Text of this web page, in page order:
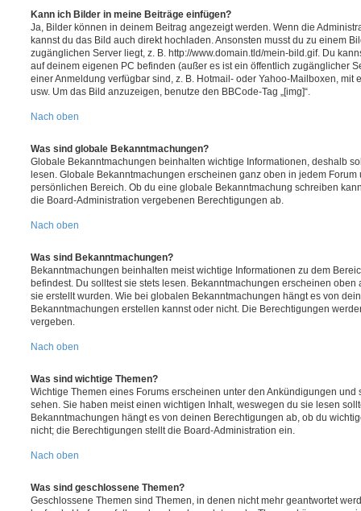
Kann ich Bilder in meine Beiträge einfügen?
Ja, Bilder können in deinem Beitrag angezeigt werden. Wenn die
kannst du das Bild auch direkt hochladen. Ansonsten musst du zu einem
zugänglichen Server liegt, z. B. http://www.domain.tld/mein-bild.gif. Du
auf deinem eigenen PC befinden (außer es ist ein öffentlich zugänglicher
einer Anmeldung verfügbar sind, z. B. Hotmail- oder Yahoo-Mailboxen, mit
usw. Um das Bild anzuzeigen, benutze den BBCode-Tag „[img]“.
Nach oben
Was sind globale Bekanntmachungen?
Globale Bekanntmachungen beinhalten wichtige Informationen, deshalb
lesen. Globale Bekanntmachungen erscheinen ganz oben in jedem
persönlichen Bereich. Ob du eine globale Bekanntmachung schreiben
die Board-Administration vergebenen Berechtigungen ab.
Nach oben
Was sind Bekanntmachungen?
Bekanntmachungen beinhalten meist wichtige Informationen zu dem
befindest. Du solltest sie stets lesen. Bekanntmachungen erscheinen oben
sie erstellt wurden. Wie bei globalen Bekanntmachungen hängt es von
Bekanntmachungen erstellen kannst oder nicht. Die Berechtigungen
vergeben.
Nach oben
Was sind wichtige Themen?
Wichtige Themen eines Forums erscheinen unter den Ankündigungen und
sehen. Sie haben meist einen wichtigen Inhalt, weswegen du sie lesen
Bekanntmachungen hängt es von deinen Berechtigungen ab, ob du
nicht; die Berechtigungen stellt die Board-Administration ein.
Nach oben
Was sind geschlossene Themen?
Geschlossene Themen sind Themen, in denen nicht mehr geantwortet